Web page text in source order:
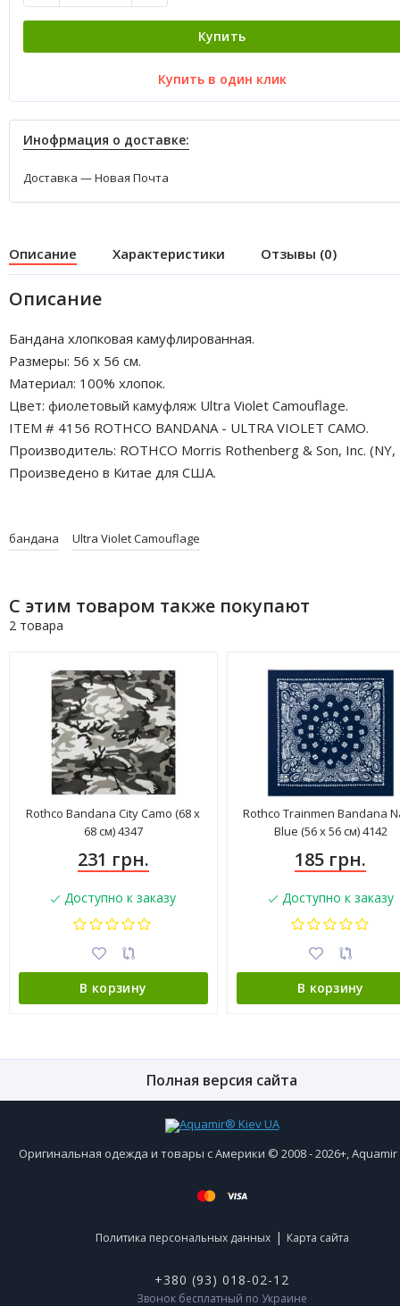
Купить
Купить в один клик
Инофрмация о доставке:
Доставка — Новая Почта
Описание Характеристики Отзывы (0)
Описание
Бандана хлопковая камуфлированная.
Размеры: 56 x 56 см.
Материал: 100% хлопок.
Цвет: фиолетовый камуфляж Ultra Violet Camouflage.
ITEM # 4156 ROTHCO BANDANA - ULTRA VIOLET CAMO.
Производитель: ROTHCO Morris Rothenberg & Son, Inc. (NY,
Произведено в Китае для США.
бандана Ultra Violet Camouflage
С этим товаром также покупают
2 товара
Rothco Bandana City Camo (68 x
68 см) 4347
231 грн.
Доступно к заказу
В корзину
Rothco Trainmen Bandana
Blue (56 x 56 см) 4142
185 грн.
Доступно к заказу
В корзину
Полная версия сайта
Оригинальная одежда и товары с Америки © 2008 - 2026+,
Политика персональных данных | Карта сайта
+380 (93) 018-02-12
Звонок бесплатный по Украине